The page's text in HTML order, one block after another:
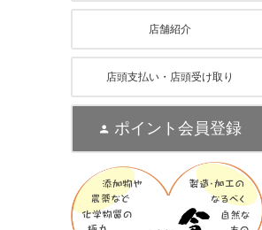
店舗紹介
店頭支払い・店頭受け取り
ポイント会員登録